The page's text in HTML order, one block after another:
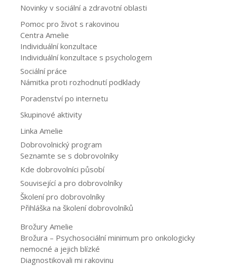
Novinky v sociální a zdravotní oblasti
Pomoc pro život s rakovinou
Centra Amelie
Individuální konzultace
Individuální konzultace s psychologem
Sociální práce
Námitka proti rozhodnutí podklady
Poradenství po internetu
Skupinové aktivity
Linka Amelie
Dobrovolnický program
Seznamte se s dobrovolníky
Kde dobrovolníci působí
Související a pro dobrovolníky
Školení pro dobrovolníky
Přihláška na školení dobrovolníků
Brožury Amelie
Brožura – Psychosociální minimum pro onkologicky
nemocné a jejich blízké
Diagnostikovali mi rakovinu